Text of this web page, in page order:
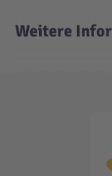
Weitere